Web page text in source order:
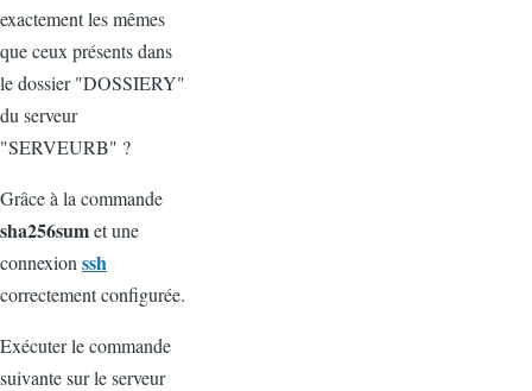
exactement les mêmes
que ceux présents dans
le dossier "DOSSIERY"
du serveur
"SERVEURB" ?
Grâce à la commande
sha256sumet une
connexion ssh
correctement configurée.
Exécuter le commande
suivante sur le serveur